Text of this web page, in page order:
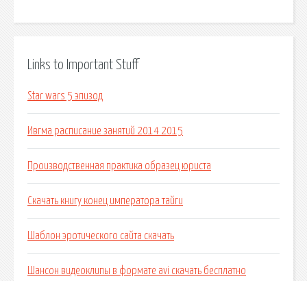
Links to Important Stuff
Star wars 5 эпизод
Ивгма расписание занятий 2014 2015
Производственная практика образец юриста
Скачать книгу конец императора тайги
Шаблон эротического сайта скачать
Шансон видеоклипы в формате avi скачать бесплатно